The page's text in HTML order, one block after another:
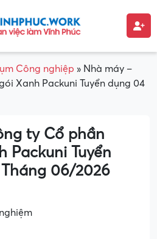
Công nghiệp » Nhà máy –
Xanh Packuni Tuyển dụng 04
ty Cổ phần
Packuni Tuyển
06/2026